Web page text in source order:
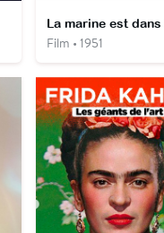
Film • 1951